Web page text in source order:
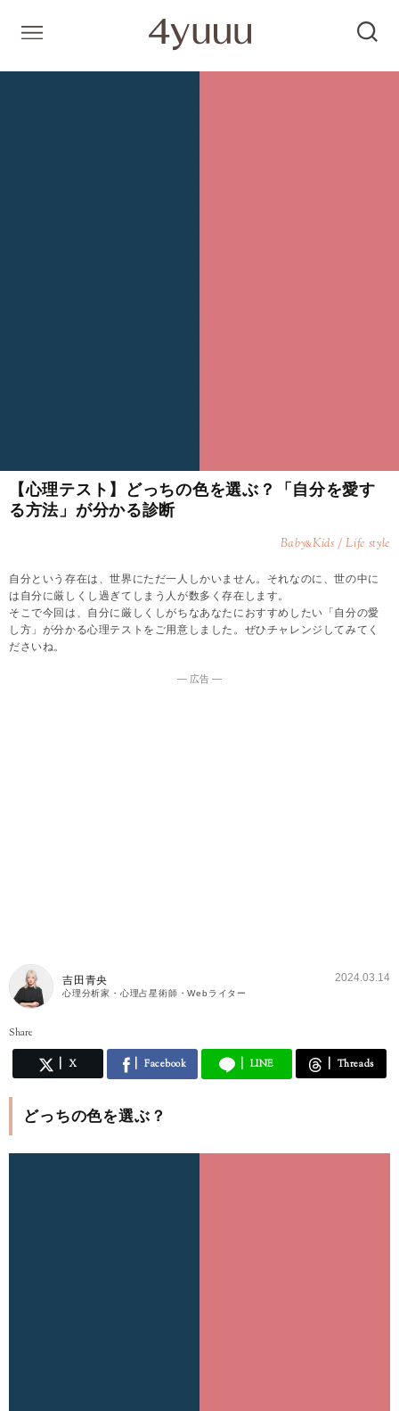
【心理テスト】どっちの色を選ぶ？「自分を愛す
る方法」が分かる診断
Baby&Kids / Life style
自分という存在は、世界にただ一人しかいません。それなのに、世の中に
は自分に厳しくし過ぎてしまう人が数多く存在します。
そこで今回は、自分に厳しくしがちなあなたにおすすめしたい「自分の愛
し方」が分かる心理テストをご用意しました。ぜひチャレンジしてみてく
ださいね。
― 広告 ―
吉田青央
心理分析家・心理占星術師・Webライター
2024.03.14
Share
X Facebook LINE Threads
どっちの色を選ぶ？